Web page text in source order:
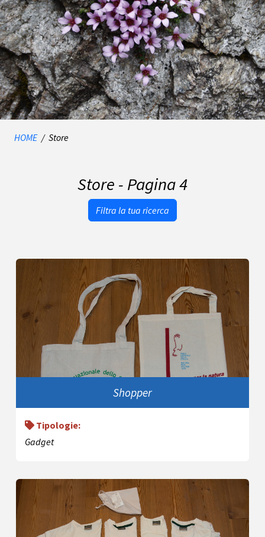
HOME / Store
Store - Pagina 4
Filtra la tua ricerca
Shopper
Tipologie:
Gadget